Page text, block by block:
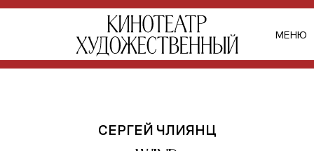
МЕНЮ
СЕРГЕЙ ЧЛИЯНЦ